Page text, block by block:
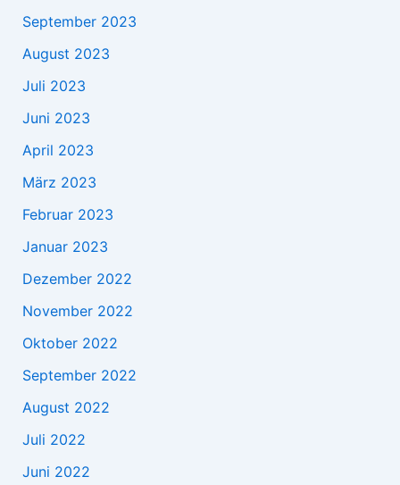
September 2023
August 2023
Juli 2023
Juni 2023
April 2023
März 2023
Februar 2023
Januar 2023
Dezember 2022
November 2022
Oktober 2022
September 2022
August 2022
Juli 2022
Juni 2022